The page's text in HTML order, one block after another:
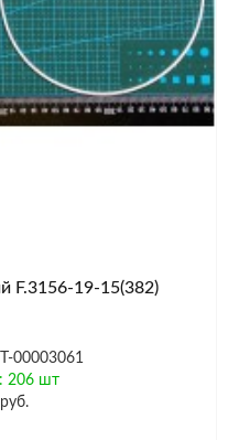
F.3156-19-15(382)
00003061
206 шт